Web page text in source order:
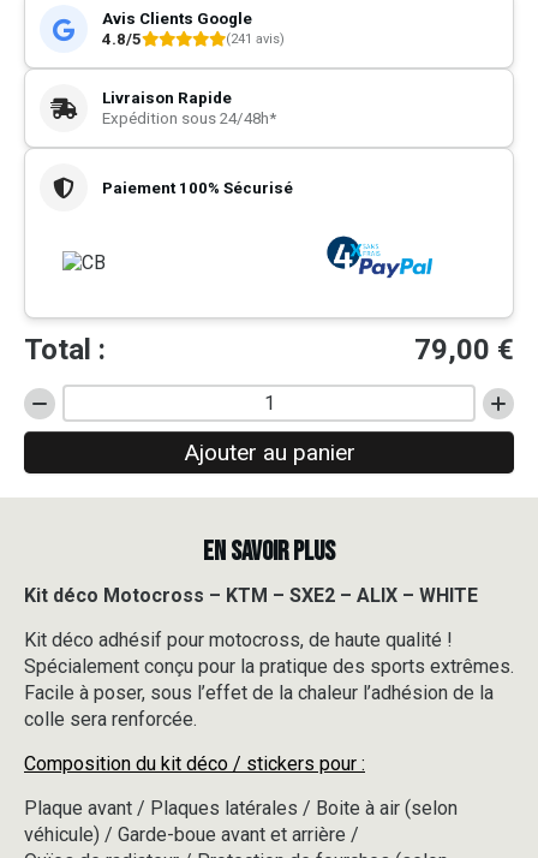
Avis Clients Google
4.8/5
(241 avis)
Livraison Rapide
Expédition sous 24/48h*
Paiement 100% Sécurisé
Total : 79,00 €
quantité
de
Motocross
SXE2
ALIX
-
WHITE
Ajouter au panier
EN SAVOIR PLUS
Kit déco Motocross – KTM – SXE2 – ALIX – WHITE
Kit déco adhésif pour motocross, de haute qualité !
Spécialement conçu pour la pratique des sports extrêmes.
Facile à poser, sous l’effet de la chaleur l’adhésion de la
colle sera renforcée.
Composition du kit déco / stickers pour :
Plaque avant / Plaques latérales / Boite à air (selon
véhicule) / Garde-boue avant et arrière /